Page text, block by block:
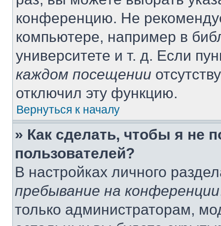
конференцию. Не
компьютере, например в
университете и т. д. Если
каждом посещении
отключил эту функцию.
Вернуться к началу
» Как сделать, чтобы я не
пользователей?
В настройках личного
пребывание на конференции
только администраторам,